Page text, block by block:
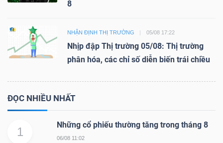
8
NHẬN ĐỊNH THỊ TRƯỜNG 05/08 17:22
Nhịp đập Thị trường 05/08: Thị trường
phân hóa, các chỉ số diễn biến trái chiều
ĐỌC NHIỀU NHẤT
1
Những cổ phiếu thường tăng trong tháng 8
06/08 11:02